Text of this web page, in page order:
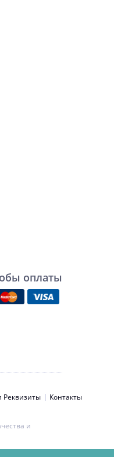
оплаты
Реквизиты Контакты
и